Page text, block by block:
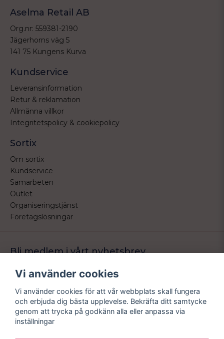
Aselma Retail AB
Org.nr: 559381-2190
Jägerhorns väg 5
141 75 Kungens Kurva
Kundservice
Leveransinformation
Retur & reklamation
Allmänna villkor
Integritetspolicy & cookiepolicy
Sortix
Om sortix
Kundservice
Samarbeten
Outlet
Organiseringstjänst
Företagslösningar
Bli medlem i vårt nyhetsbrev
email
Mejladress Skicka
erbjudande.
Vi använder cookies
Vi använder cookies för att vår webbplats skall fungera
och erbjuda dig bästa upplevelse. Bekräfta ditt samtycke
genom att trycka på godkänn alla eller anpassa via
inställningar